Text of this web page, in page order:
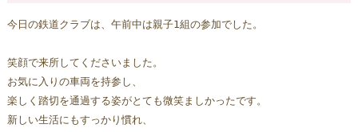
今日の鉄道クラブは、午前中は親子1組の参加でした。
笑顔で来所してくださいました。
お気に入りの車両を持参し、
楽しく踏切を通過する姿がとても微笑ましかったです。
新しい生活にもすっかり慣れ、